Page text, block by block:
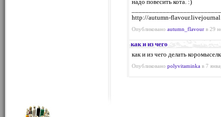
надо повесить кота. :)
http://autumn-
Опубликовано autumn_flavour в 29
как и из чего
как и из чего делать
Опубликовано polyvitaminka в 7